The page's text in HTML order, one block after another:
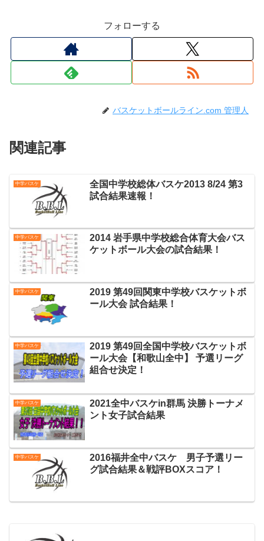
フォローする
バスケットボールライン.com 管理人
関連記事
中学バスケ
全国中学校総体バスケ2013 8/24 第3
試合結果速報！
中学バスケ
2014 岩手県中学校総合体育大会バス
ケットボール大会の試合結果！
中学バスケ
2019 第49回関東中学校バスケットボ
ール大会 試合結果！
中学バスケ
2019 第49回全国中学校バスケットボ
ール大会【和歌山全中】 予選リーグ
組合せ決定！
中学バスケ
2021全中バスケin群馬 決勝トーナメ
ント女子試合結果
中学バスケ
2016福井全中バスケ 男子予選リー
グ試合結果＆戦評BOXスコア！